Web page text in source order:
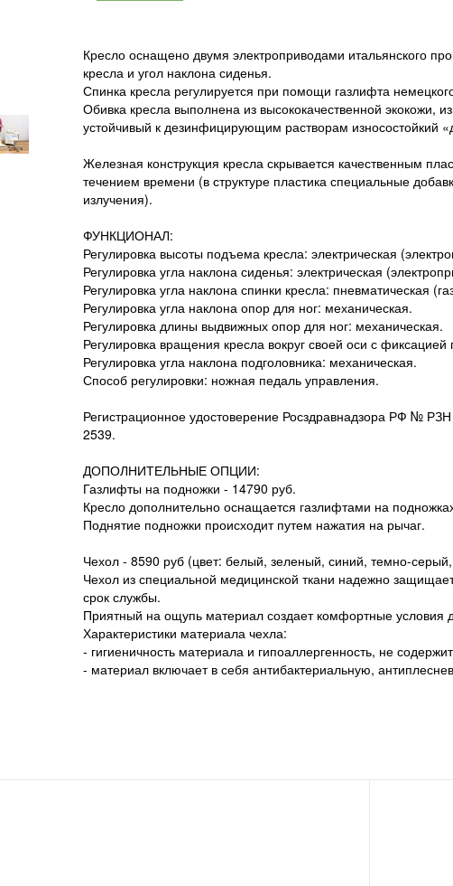
Кресло оснащено двумя электроприводами итальянского
кресла и угол наклона сиденья.
Спинка кресла регулируется при помощи газлифта
Обивка кресла выполнена из высококачественной экокожи,
устойчивый к дезинфицирующим растворам
Железная конструкция кресла скрывается качественным
течением времени (в структуре пластика специальные
излучения).
ФУНКЦИОНАЛ:
Регулировка высоты подъема кресла: электрическая
Регулировка угла наклона сиденья: электрическая
Регулировка угла наклона спинки кресла: пневматическая
Регулировка угла наклона опор для ног: механическая.
Регулировка длины выдвижных опор для ног: механическая.
Регулировка вращения кресла вокруг своей оси с
Регулировка угла наклона подголовника: механическая.
Способ регулировки: ножная педаль управления.
Регистрационное удостоверение Росздравнадзора РФ №
2539.
ДОПОЛНИТЕЛЬНЫЕ ОПЦИИ:
Газлифты на подножки - 14790 руб.
Кресло дополнительно оснащается газлифтами на
Поднятие подножки происходит путем нажатия на рычаг.
Чехол - 8590 руб (цвет: белый, зеленый, синий, темно-
Чехол из специальной медицинской ткани надежно
срок службы.
Приятный на ощупь материал создает комфортные условия
Характеристики материала чехла:
- гигиеничность материала и гипоаллергенность, не
- материал включает в себя антибактериальную,